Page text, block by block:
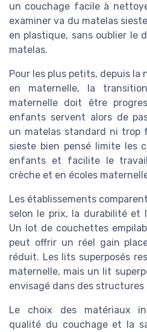
un couchage facile à
examiner va du matelas
en plastique, sans oublier le
matelas.
Pour les plus petits, depuis la
en maternelle, la
maternelle doit être
enfants servent alors de
un matelas standard ni trop
sieste bien pensé limite les
enfants et facilite le
crèche et en écoles
Les établissements
selon le prix, la durabilité et
Un lot de couchettes
peut offrir un réel gain
réduit. Les lits superposés
maternelle, mais un lit
envisagé dans des structures
Le choix des matériaux
qualité du couchage et la